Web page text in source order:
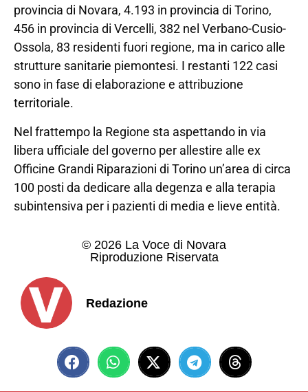
provincia di Novara, 4.193 in provincia di Torino,
456 in provincia di Vercelli, 382 nel Verbano-Cusio-
Ossola, 83 residenti fuori regione, ma in carico alle
strutture sanitarie piemontesi. I restanti 122 casi
sono in fase di elaborazione e attribuzione
territoriale.
Nel frattempo la Regione sta aspettando in via
libera ufficiale del governo per allestire alle ex
Officine Grandi Riparazioni di Torino un’area di circa
100 posti da dedicare alla degenza e alla terapia
subintensiva per i pazienti di media e lieve entità.
© 2026 La Voce di Novara
Riproduzione Riservata
Redazione